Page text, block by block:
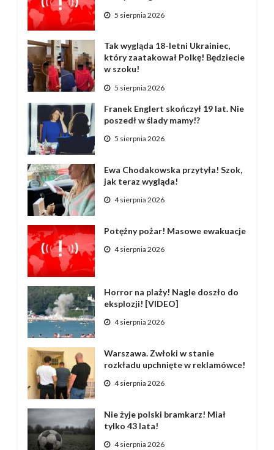
5 sierpnia 2026
Tak wygląda 18-letni Ukrainiec,
który zaatakował Polkę! Będziecie
w szoku!
5 sierpnia 2026
Franek Englert skończył 19 lat. Nie
poszedł w ślady mamy!?
5 sierpnia 2026
Ewa Chodakowska przytyła! Szok,
jak teraz wygląda!
4 sierpnia 2026
Potężny pożar! Masowe ewakuacje
4 sierpnia 2026
Horror na plaży! Nagle doszło do
eksplozji! [VIDEO]
4 sierpnia 2026
Warszawa. Zwłoki w stanie
rozkładu upchnięte w reklamówce!
4 sierpnia 2026
Nie żyje polski bramkarz! Miał
tylko 43 lata!
4 sierpnia 2026